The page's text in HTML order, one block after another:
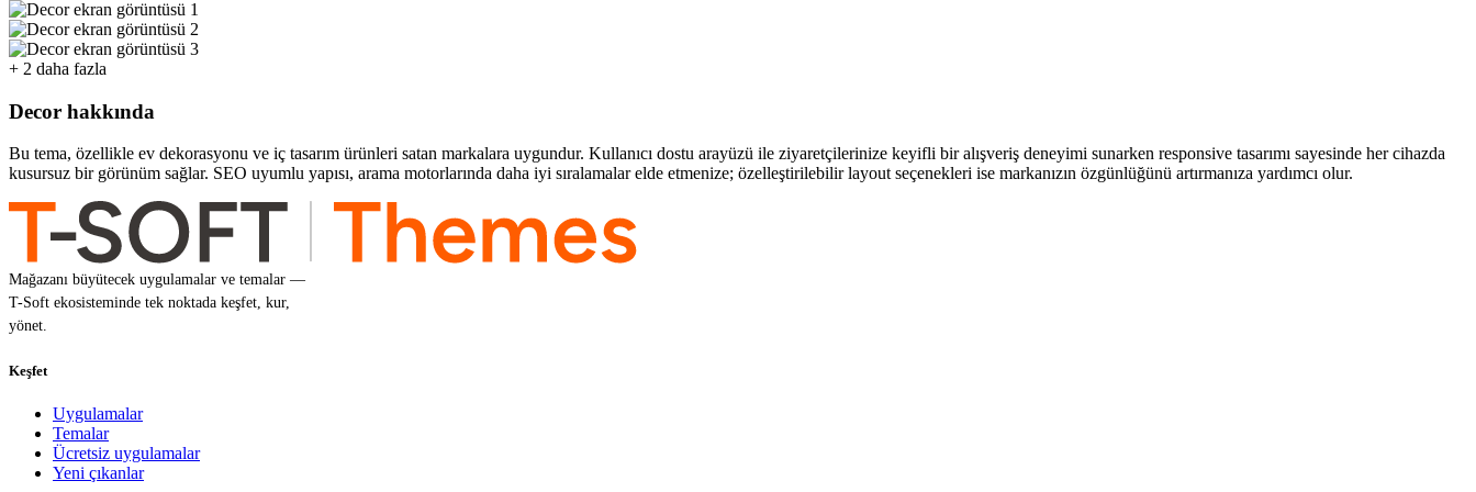
+ 2 daha fazla
Decor hakkında
Bu tema, özellikle ev dekorasyonu ve iç tasarım ürünleri satan markalara uygundur. Kullanıcı dostu arayüzü ile ziyaretçilerinize keyifli bir alışveriş deneyimi sunarken responsive tasarımı sayesinde her cihazda
kusursuz bir görünüm sağlar. SEO uyumlu yapısı, arama motorlarında daha iyi sıralamalar elde etmenize; özelleştirilebilir layout seçenekleri ise markanızın özgünlüğünü artırmanıza yardımcı olur.
Mağazanı büyütecek uygulamalar ve temalar —
T-Soft ekosisteminde tek noktada keşfet, kur,
yönet.
Keşfet
Uygulamalar
Temalar
Ücretsiz uygulamalar
Yeni çıkanlar